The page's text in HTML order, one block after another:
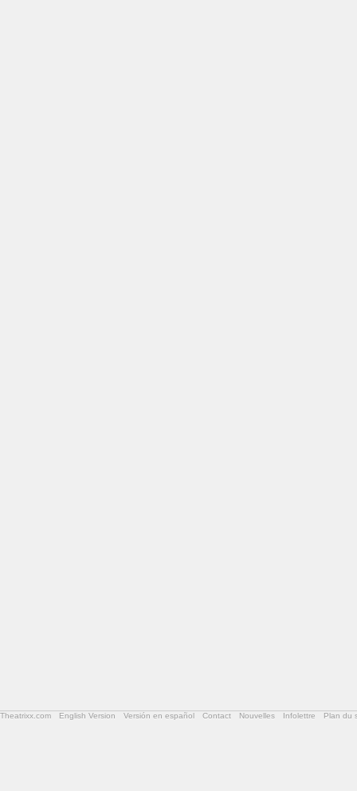
Theatrixx.com English Version Versión en español Contact Nouvelles Infolettre Plan du